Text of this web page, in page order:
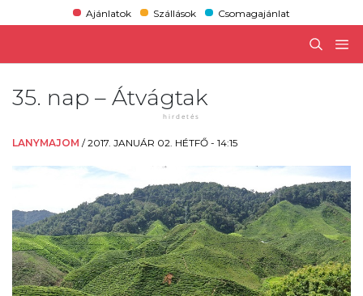
Ajánlatok Szállások Csomagajánlat
35. nap – Átvágtak
LANYMAJOM /2017. JANUÁR 02. HÉTFŐ - 14:15